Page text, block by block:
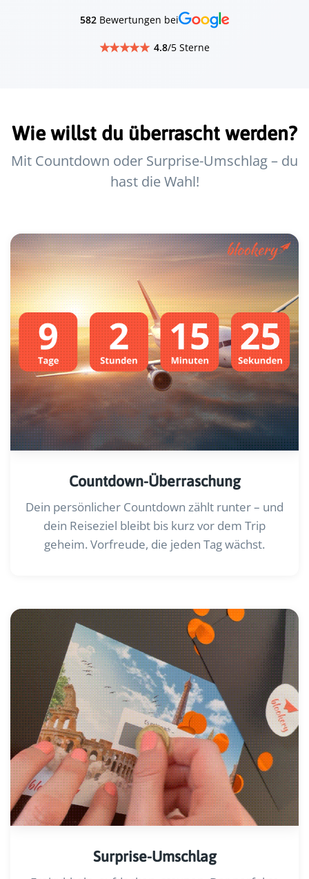
582Bewertungen bei
4.8/5 Sterne
Wie willst du überrascht werden?
Mit Countdown oder Surprise-Umschlag – du
hast die Wahl!
Countdown-Überraschung
Dein persönlicher Countdown zählt runter – und
dein Reiseziel bleibt bis kurz vor dem Trip
geheim. Vorfreude, die jeden Tag wächst.
Surprise-Umschlag